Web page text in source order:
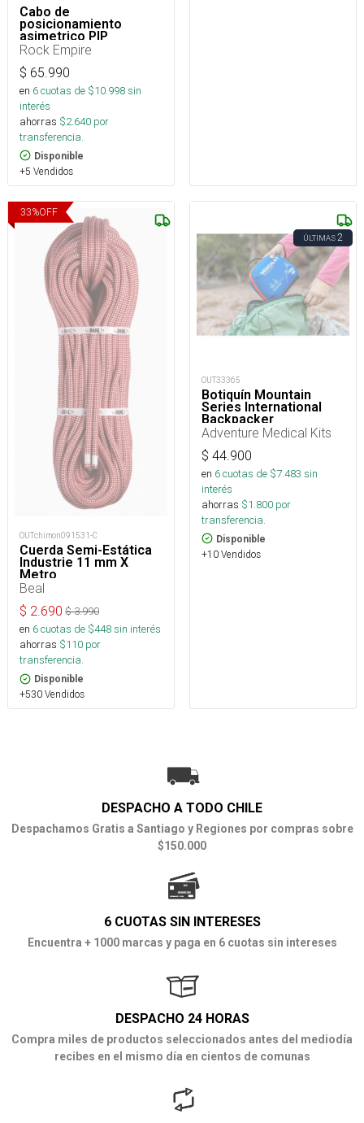
Cabo de
posicionamiento
asimetrico PIP
regulable 15 a 85 cm
Rock Empire
$ 65.990
en 6cuotas de $10.998sin
interés
ahorras $2.640 por
transferencia.
Disponible
+5 Vendidos
33%OFF
OUTchimon091531-C
Cuerda Semi-Estática
Industrie 11 mm X
Metro
Beal
$ 2.690 $3.990
en 6cuotas de $448sin interés
ahorras $110 por
transferencia.
Disponible
+530 Vendidos
ÚLTIMAS2
OUT33365
Botiquín Mountain
Series International
Backpacker
Adventure Medical Kits
$ 44.900
en 6cuotas de $7.483 sin
interés
ahorras $1.800 por
transferencia.
Disponible
+10 Vendidos
DESPACHO A TODO CHILE
Despachamos Gratis a Santiago y Regiones por compras sobre
$150.000
6 CUOTAS SIN INTERESES
Encuentra + 1000 marcas y paga en 6 cuotas sin intereses
DESPACHO 24 HORAS
Compra miles de productos seleccionados antes del mediodía
recibes en el mismo día en cientos de comunas